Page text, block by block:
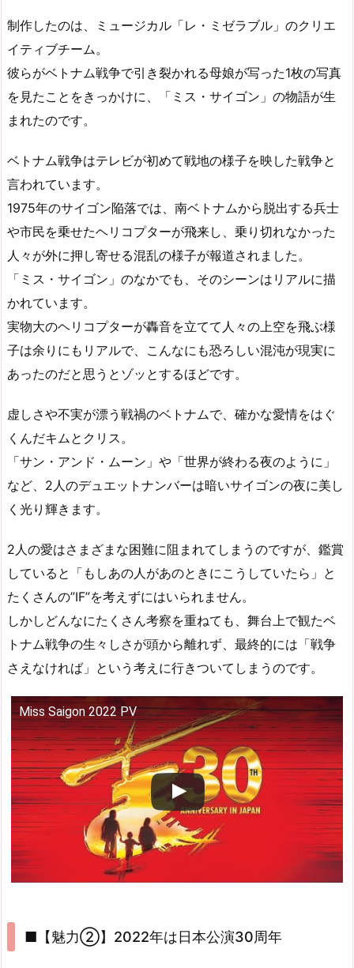
制作したのは、ミュージカル「レ・ミゼラブル」のクリエ
イティブチーム。
彼らがベトナム戦争で引き裂かれる母娘が写った1枚の写真
を見たことをきっかけに、「ミス・サイゴン」の物語が生
まれたのです。
ベトナム戦争はテレビが初めて戦地の様子を映した戦争と
言われています。
1975年のサイゴン陥落では、南ベトナムから脱出する兵士
や市民を乗せたヘリコプターが飛来し、乗り切れなかった
人々が外に押し寄せる混乱の様子が報道されました。
「ミス・サイゴン」のなかでも、そのシーンはリアルに描
かれています。
実物大のヘリコプターが轟音を立てて人々の上空を飛ぶ様
子は余りにもリアルで、こんなにも恐ろしい混沌が現実に
あったのだと思うとゾッとするほどです。
虚しさや不実が漂う戦禍のベトナムで、確かな愛情をはぐ
くんだキムとクリス。
「サン・アンド・ムーン」や「世界が終わる夜のように」
など、2人のデュエットナンバーは暗いサイゴンの夜に美し
く光り輝きます。
2人の愛はさまざまな困難に阻まれてしまうのですが、鑑賞
していると「もしあの人があのときにこうしていたら」と
たくさんの”IF”を考えずにはいられません。
しかしどんなにたくさん考察を重ねても、舞台上で観たベ
トナム戦争の生々しさが頭から離れず、最終的には「戦争
さえなければ」という考えに行きついてしまうのです。
Miss Saigon 2022 PV
■【魅力②】2022年は日本公演30周年